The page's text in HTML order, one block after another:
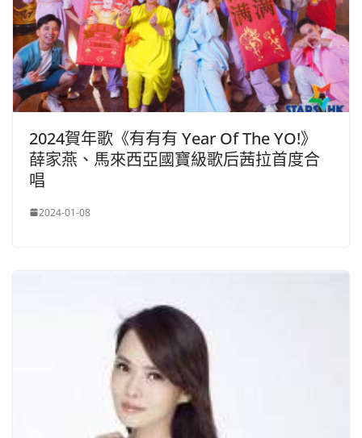
2024賀年歌《有有有 Year Of The YO!》
薛家燕、馬來西亞國寶級歌后茜拉首度合
唱
2024-01-08